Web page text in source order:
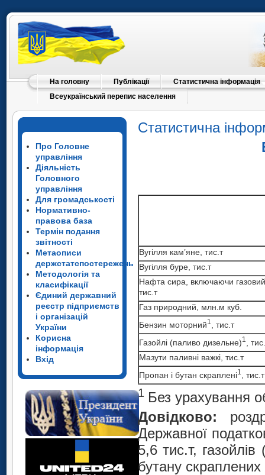
На головну Публікації
Статистична інформація
Всеукраїнський перепис населення
Про Головне
управління
Діяльність
Головного
управління
Для громадськості
Нормативно-
правова база
Термін подання
звітності
Метаописи
держстатспостережень
Методологія та
класифікації
Єдиний державний
реєстр підприємств
і організацій
України
Корисна
інформація
Вхід
Статистична
Вугілля кам’яне, тис.т
Вугілля буре, тис.т
Нафта сира, включаючи
тис.т
Газ природний, млн.м куб.
Бензин моторний1
, тис.т
Газойлі (паливо дизельне)1
,
Мазути паливні важкі, тис.т
Пропан і бутан скраплені1 , тис.т
1 Без урахування
Довідково:
Державної
5,6 тис.т,
бутану